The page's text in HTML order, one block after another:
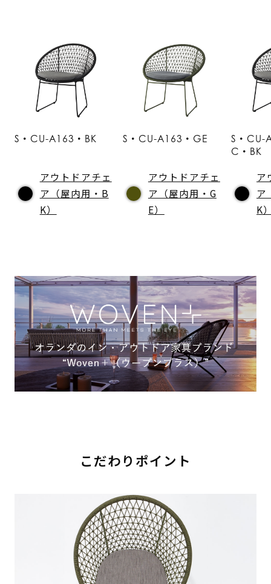
S・CU-A163・BK
アウトドアチェ
ア（屋内用・B
K）
S・CU-A163・GE
アウトドアチェ
ア（屋内用・G
E）
S・CU-
C・BK
ア
ア
K
こだわりポイント